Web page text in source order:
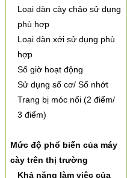
Loại dàn cày chảo sử dụng
phù hợp
Loại dàn xới sử dụng phù
hợp
Số giờ hoạt động
Sử dụng số cơ/ Số nhớt
Trang bị móc nối (2 điểm/
3 điểm)
Mức độ phổ biến của máy
cày trên thị trường
Khả năng làm việc của